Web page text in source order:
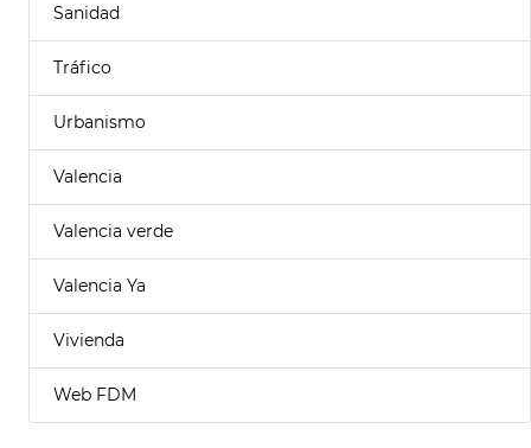
Sanidad
Tráfico
Urbanismo
Valencia
Valencia verde
Valencia Ya
Vivienda
Web FDM